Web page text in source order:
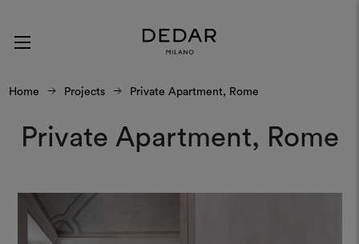
Home Projects Private Apartment, Rome
Private Apartment, Rome